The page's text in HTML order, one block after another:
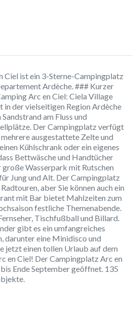
Ciel ist ein 3-Sterne-Campingplatz
Ardèche. ### Kurzer
Arc en Ciel: Ciela Village
in der vielseitigen Region Ardèche
am Fluss und
Der Campingplatz verfügt
ausgestattete Zelte und
Kühlschrank oder ein eigenes
Bettwäsche und Handtücher
Wasserpark mit Rutschen
Jung und Alt. Der Campingplatz
aber Sie können auch ein
mit Bar bietet Mahlzeiten zum
festliche Themenabende.
Tischfußball und Billard.
gibt es ein umfangreiches
darunter eine Minidisco und
jetzt einen tollen Urlaub auf dem
en Ciel! Der Campingplatz Arc en
Ende September geöffnet. 135